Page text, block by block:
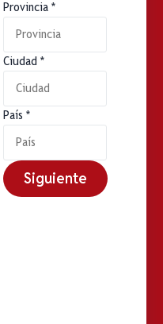
Provincia *
Ciudad *
País *
Siguiente